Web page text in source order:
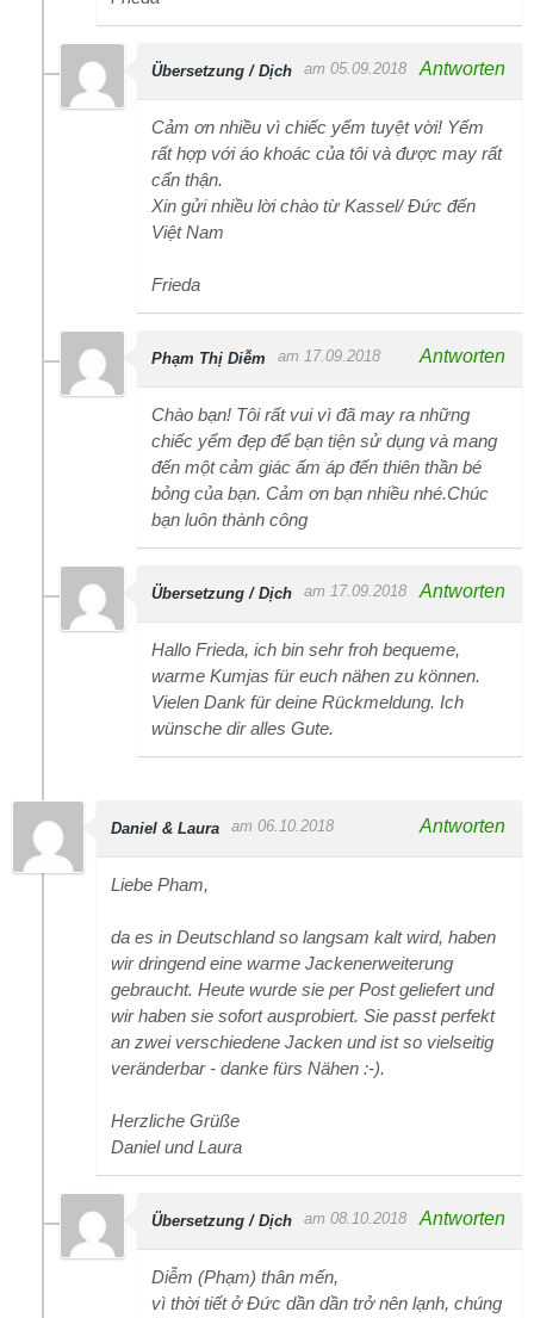
Übersetzung / Dịch am 05.09.2018 Antworten
Cảm ơn nhiều vì chiếc yếm tuyệt vời! Yếm
rất hợp với áo khoác của tôi và được may rất
cẩn thận.
Xin gửi nhiều lời chào từ Kassel/ Đức đến
Việt Nam
Frieda
Phạm Thị Diễm am 17.09.2018 Antworten
Chào bạn! Tôi rất vui vì đã may ra những
chiếc yểm đẹp để bạn tiện sử dụng và mang
đến một cảm giác ấm áp đến thiên thần bé
bỏng của bạn. Cảm ơn bạn nhiều nhé.Chúc
bạn luôn thành công
Übersetzung / Dịch am 17.09.2018 Antworten
Hallo Frieda, ich bin sehr froh bequeme,
warme Kumjas für euch nähen zu können.
Vielen Dank für deine Rückmeldung. Ich
wünsche dir alles Gute.
Daniel & Laura am 06.10.2018 Antworten
Liebe Pham,
da es in Deutschland so langsam kalt wird, haben
wir dringend eine warme Jackenerweiterung
gebraucht. Heute wurde sie per Post geliefert und
wir haben sie sofort ausprobiert. Sie passt perfekt
an zwei verschiedene Jacken und ist so vielseitig
veränderbar - danke fürs Nähen :-).
Herzliche Grüße
Daniel und Laura
Übersetzung / Dịch am 08.10.2018 Antworten
Diễm (Phạm) thân mến,
vì thời tiết ở Đức dần dần trở nên lạnh, chúng